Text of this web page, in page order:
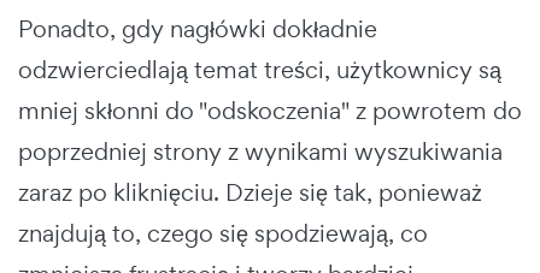
Ponadto, gdy nagłówki dokładnie
odzwierciedlają temat treści, użytkownicy są
mniej skłonni do "odskoczenia" z powrotem do
poprzedniej strony z wynikami wyszukiwania
zaraz po kliknięciu. Dzieje się tak, ponieważ
znajdują to, czego się spodziewają, co